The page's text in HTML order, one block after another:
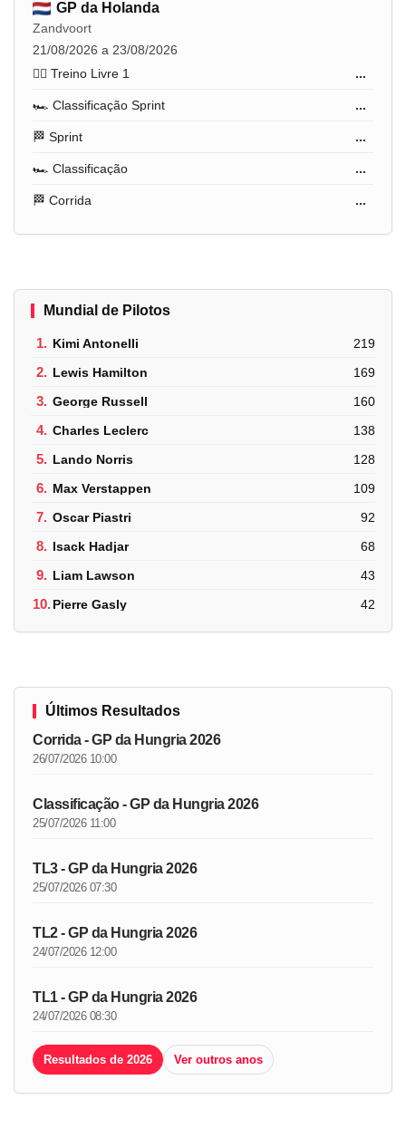
GP da Holanda
Zandvoort
21/08/2026 a 23/08/2026
🏋️‍♂️ Treino Livre 1
...
🏎️ Classificação Sprint ...
🏁 Sprint ...
🏎️ Classificação ...
🏁 Corrida ...
Mundial de Pilotos
1. Kimi Antonelli 219
2. Lewis Hamilton 169
3. George Russell 160
4. Charles Leclerc 138
5. Lando Norris 128
6. Max Verstappen 109
7. Oscar Piastri 92
8. Isack Hadjar 68
9. Liam Lawson 43
10.Pierre Gasly 42
Últimos Resultados
Corrida - GP da Hungria 2026
26/07/2026 10:00
Classificação - GP da Hungria 2026
25/07/2026 11:00
TL3 - GP da Hungria 2026
25/07/2026 07:30
TL2 - GP da Hungria 2026
24/07/2026 12:00
TL1 - GP da Hungria 2026
24/07/2026 08:30
Resultados de 2026 Ver outros anos